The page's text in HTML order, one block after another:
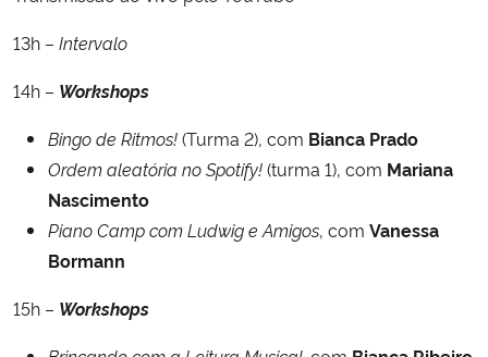
13h – Intervalo
14h – Workshops
Bingo de Ritmos!(Turma 2), com Bianca Prado
Ordem aleatória no Spotify!(turma 1), com Mariana
Nascimento
Piano Camp com Ludwig e Amigos, com Vanessa
Bormann
15h – Workshops